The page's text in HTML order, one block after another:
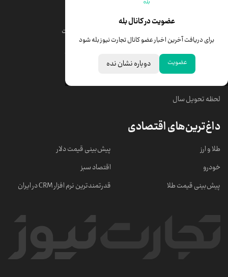
عضویت در کانال بله
برای دریافت آخرین اخبار عضو کانال تجارت نیوز بله شود
عضویت دوباره نشان نده
قیمت درهم امارات
خبرهای مهم
لحظه تحویل سال
داغ‌ترین‌های اقتصادی
طلا و ارز
خودرو
پیش‌بینی قیمت طلا
پیش‌بینی قیمت دلار
اقتصاد سبز
قدرتمندترین نرم‌ افزار CRM در ایران